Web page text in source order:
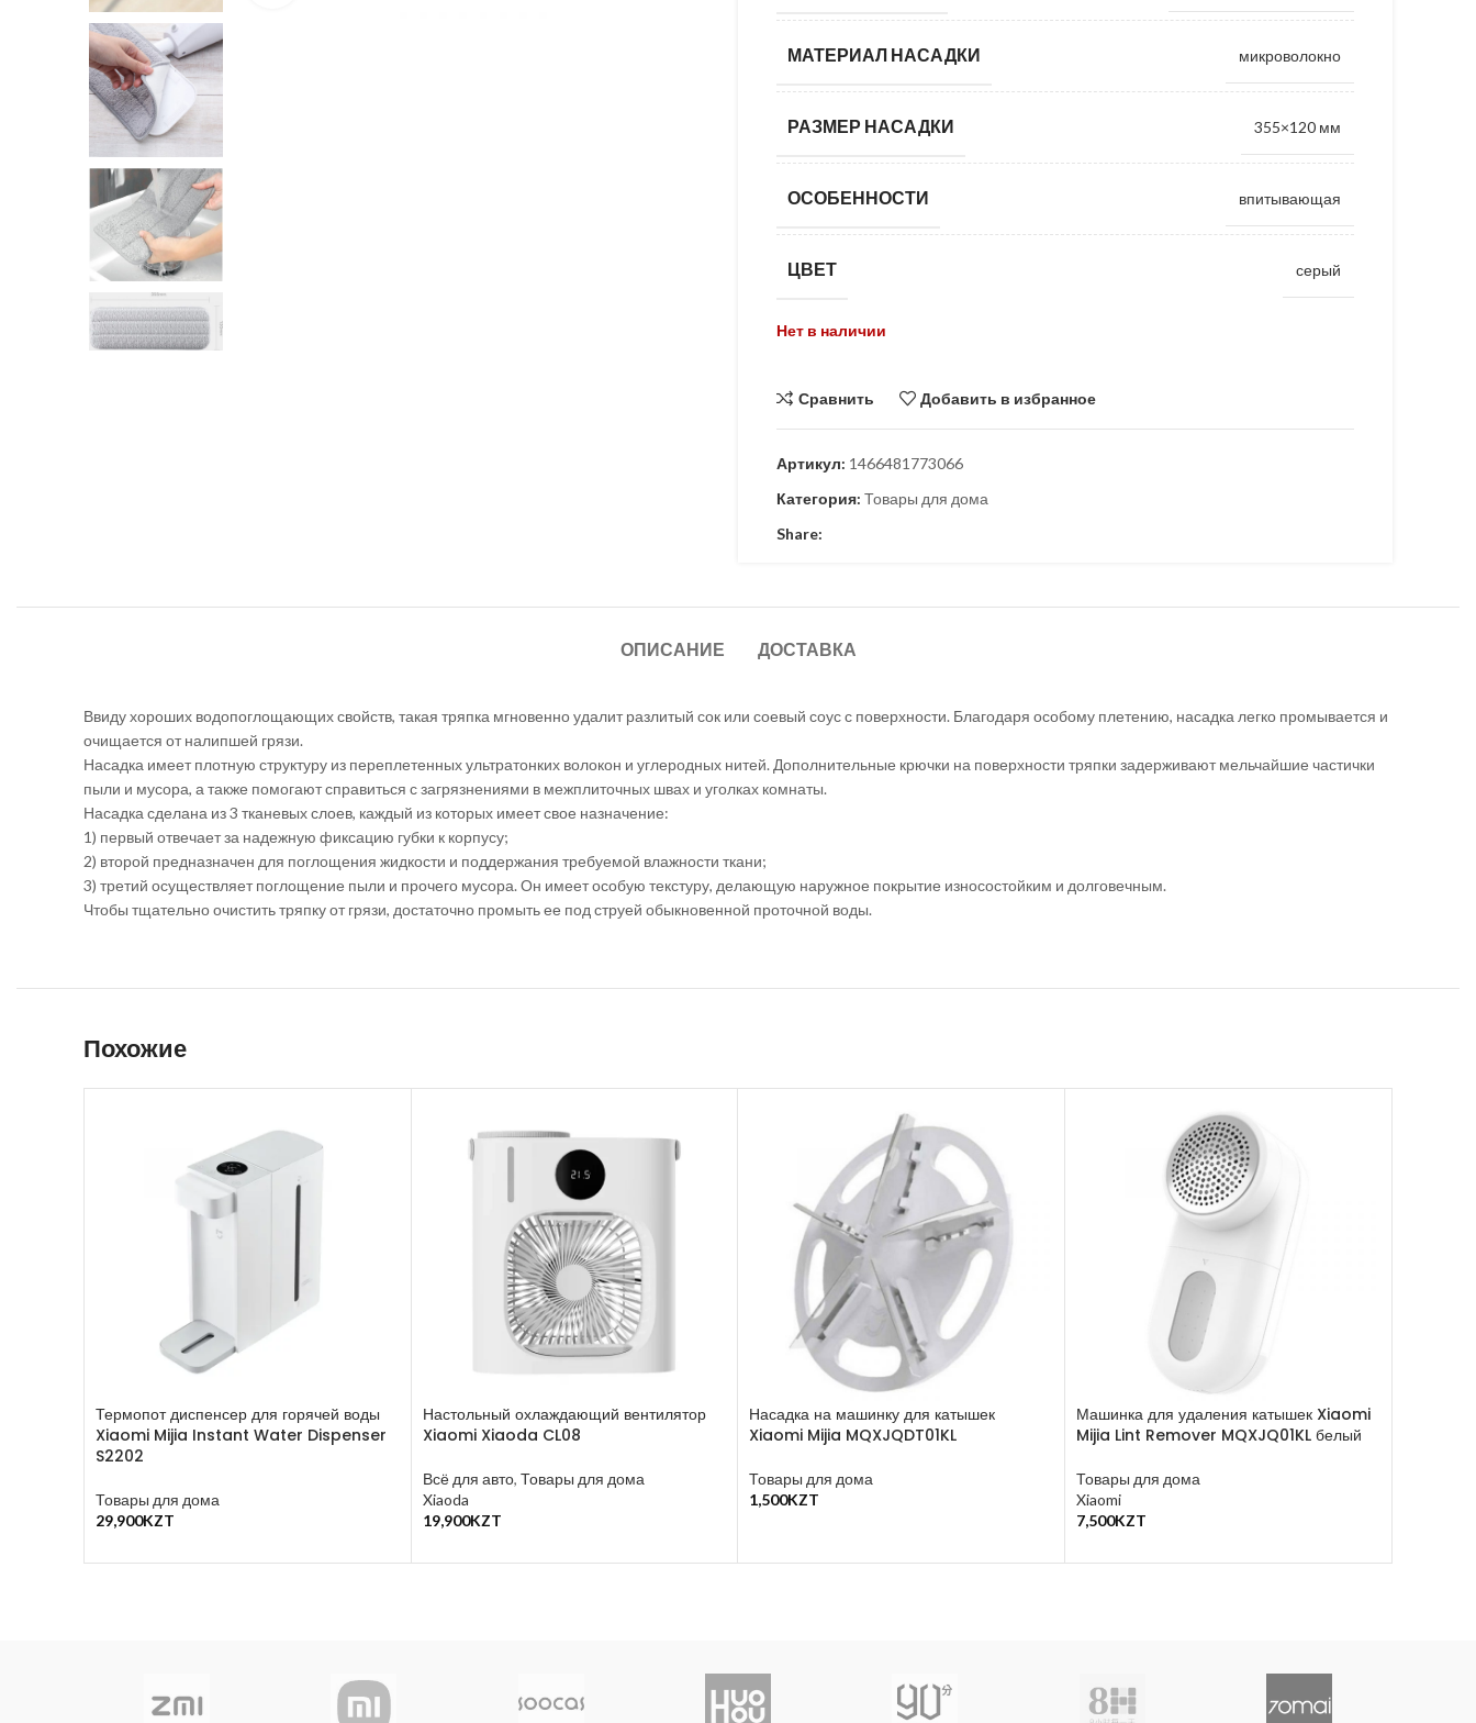
МАТЕРИАЛ НАСАДКИ микроволокно
РАЗМЕР НАСАДКИ 355×120 мм
ОСОБЕННОСТИ впитывающая
ЦВЕТ серый
Нет в наличии
Сравнить Добавить в избранное
Артикул: 1466481773066
Категория: Товары для дома
Share:
ОПИСАНИЕ ДОСТАВКА
Ввиду хороших водопоглощающих свойств, такая тряпка мгновенно удалит разлитый сок или соевый соус с поверхности. Благодаря особому плетению, насадка легко промывается и
очищается от налипшей грязи.
Насадка имеет плотную структуру из переплетенных ультратонких волокон и углеродных нитей. Дополнительные крючки на поверхности тряпки задерживают мельчайшие частички
пыли и мусора, а также помогают справиться с загрязнениями в межплиточных швах и уголках комнаты.
Насадка сделана из 3 тканевых слоев, каждый из которых имеет свое назначение:
1) первый отвечает за надежную фиксацию губки к корпусу;
2) второй предназначен для поглощения жидкости и поддержания требуемой влажности ткани;
3) третий осуществляет поглощение пыли и прочего мусора. Он имеет особую текстуру, делающую наружное покрытие износостойким и долговечным.
Чтобы тщательно очистить тряпку от грязи, достаточно промыть ее под струей обыкновенной проточной воды.
Похожие
Термопот диспенсер для горячей воды
Xiaomi Mijia Instant Water Dispenser
S2202
Товары для дома
29,900KZT
Настольный охлаждающий вентилятор
Xiaomi Xiaoda CL08
Всё для авто, Товары для дома
Xiaoda
19,900KZT
Насадка на машинку для катышек
Xiaomi Mijia MQXJQDT01KL
Товары для дома
1,500KZT
Машинка для удаления катышек Xiaomi
Mijia Lint Remover MQXJQ01KL белый
Товары для дома
Xiaomi
7,500KZT